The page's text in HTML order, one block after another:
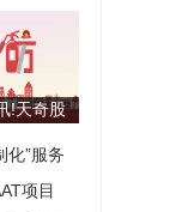
!天奇股
化”服务
项目